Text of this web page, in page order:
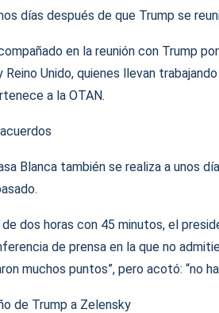
días después de que Trump se
en la reunión con Trump
Reino Unido, quienes llevan
a la OTAN.
Blanca también se realiza a unos
dos horas con 45 minutos, el
de prensa en la que no
muchos puntos”, pero acotó: “no
de Trump a Zelensky